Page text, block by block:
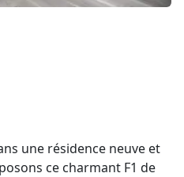
une résidence neuve et
ce charmant F1 de